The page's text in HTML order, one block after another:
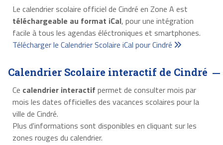
Le calendrier scolaire officiel de Cindré en Zone A est
téléchargeable au format iCal, pour une intégration
facile à tous les agendas éléctroniques et smartphones.
Télécharger le Calendrier Scolaire iCal pour Cindré
Calendrier Scolaire interactif de Cindré
Ce calendrier interactif permet de consulter mois par
mois les dates officielles des vacances scolaires pour la
ville de Cindré.
Plus d'informations sont disponibles en cliquant sur les
zones rouges du calendrier.